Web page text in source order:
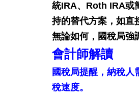
統IRA、Roth IRA或
持的替代方案，如直
無論如何，國稅局強
會計師解讀
國稅局提醒，納稅
稅速度。